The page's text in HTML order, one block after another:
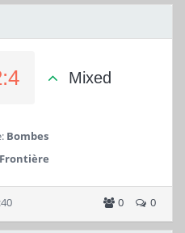
Mixed
Bombes
Frontière
0 0